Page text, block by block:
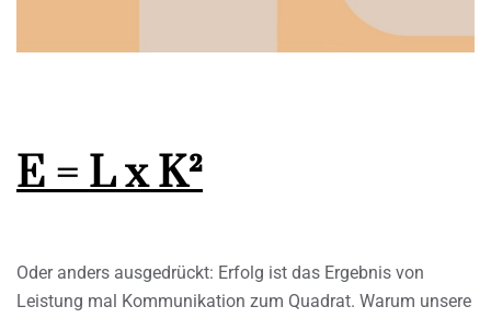
E = L x K²
Oder anders ausgedrückt: Erfolg ist das Ergebnis von
Leistung mal Kommunikation zum Quadrat. Warum unsere